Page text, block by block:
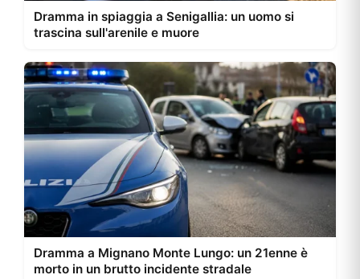
Dramma in spiaggia a Senigallia: un uomo si
trascina sull'arenile e muore
Dramma a Mignano Monte Lungo: un 21enne è
morto in un brutto incidente stradale